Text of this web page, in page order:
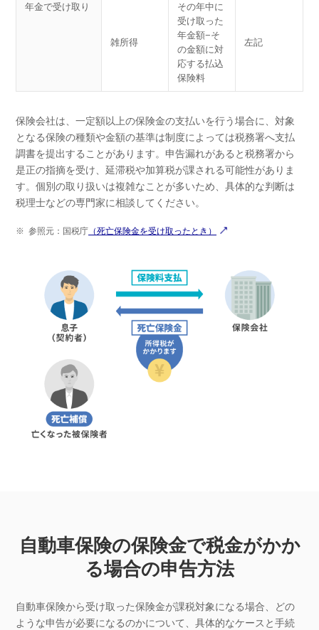
年金で受け取り
雑所得
その年中に
受け取った
年金額−そ
の金額に対
応する払込
保険料
左記
保険会社は、一定額以上の保険金の支払いを行う場合に、対象
となる保険の種類や金額の基準は制度によっては税務署へ支払
調書を提出することがあります。申告漏れがあると税務署から
是正の指摘を受け、延滞税や加算税が課される可能性がありま
す。個別の取り扱いは複雑なことが多いため、具体的な判断は
税理士などの専門家に相談してください。
※ 参照元：国税庁 （死亡保険金を受け取ったとき）
自動車保険の保険金で税金がかか
る場合の申告方法
自動車保険から受け取った保険金が課税対象になる場合、どの
ような申告が必要になるのかについて、具体的なケースと手続